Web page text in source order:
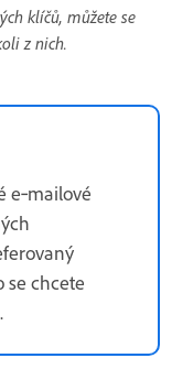
klíčů, můžete se
z nich.
e‑mailové
se chcete